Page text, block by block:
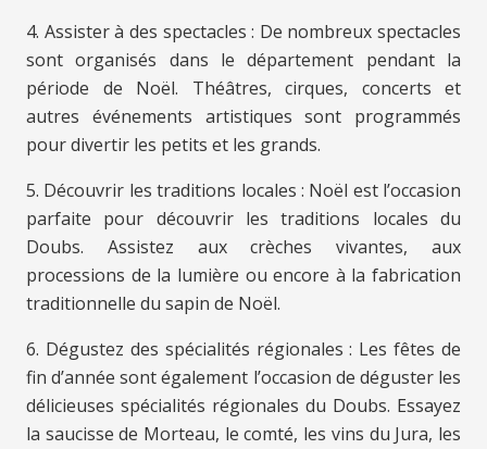
4. Assister à des spectacles : De nombreux spectacles
sont organisés dans le département pendant la
période de Noël. Théâtres, cirques, concerts et
autres événements artistiques sont programmés
pour divertir les petits et les grands.
5. Découvrir les traditions locales : Noël est l’occasion
parfaite pour découvrir les traditions locales du
Doubs. Assistez aux crèches vivantes, aux
processions de la lumière ou encore à la fabrication
traditionnelle du sapin de Noël.
6. Dégustez des spécialités régionales : Les fêtes de
fin d’année sont également l’occasion de déguster les
délicieuses spécialités régionales du Doubs. Essayez
la saucisse de Morteau, le comté, les vins du Jura, les